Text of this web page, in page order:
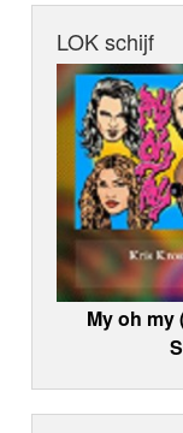
LOK schijf
My oh